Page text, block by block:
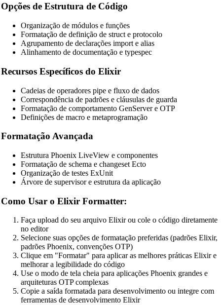
JavaScript Beautifier
TypeScript Beautifier
JSX Beautifier
SCSS Beautifier
JSON Beautifier
XML Beautifier
SQL Beautifier
MySQL SQL Beautifier
PostgreSQL SQL Beautifier
Apache Config Beautifier
Python Beautifier
Java Code Beautifier
PHP Beautifier
Swift Code Beautifier
Opções de Estrutura de Código
Organização de módulos e funções
Formatação de definição de struct e protocolo
Agrupamento de declarações import e alias
Alinhamento de documentação e typespec
Recursos Específicos do Elixir
Cadeias de operadores pipe e fluxo de dados
Correspondência de padrões e cláusulas de guarda
Formatação de comportamento GenServer e OTP
Definições de macro e metaprogramação
Formatação Avançada
Estrutura Phoenix LiveView e componentes
Formatação de schema e changeset Ecto
Organização de testes ExUnit
Árvore de supervisor e estrutura da aplicação
Como Usar o Elixir Formatter:
Faça upload do seu arquivo Elixir ou cole o código diretamente
no editor
Selecione suas opções de formatação preferidas (padrões Elixir,
padrões Phoenix, convenções OTP)
Clique em "Formatar" para aplicar as melhores práticas Elixir e
melhorar a legibilidade do código
Use o modo de tela cheia para aplicações Phoenix grandes e
arquiteturas OTP complexas
Copie a saída formatada para desenvolvimento ou integre com
ferramentas de desenvolvimento Elixir